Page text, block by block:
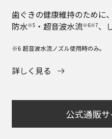
歯ぐきの健康維持のために
防水※5 ・超音波水流※6※7、
※6 超音波水流ノズル使用時のみ。
詳しく見る
公式通販